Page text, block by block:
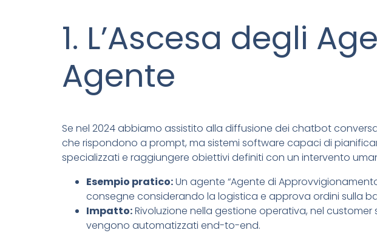
1. L’Ascesa degli
Agente
Se nel 2024 abbiamo assistito alla diffusione dei chatbot
che rispondono a prompt, ma sistemi software capaci di
specializzati e raggiungere obiettivi definiti con un intervento
Esempio pratico:Un agente “Agente di
consegne considerando la logistica e approva ordini sulla
Impatto:Rivoluzione nella gestione operativa, nel
vengono automatizzati end-to-end.